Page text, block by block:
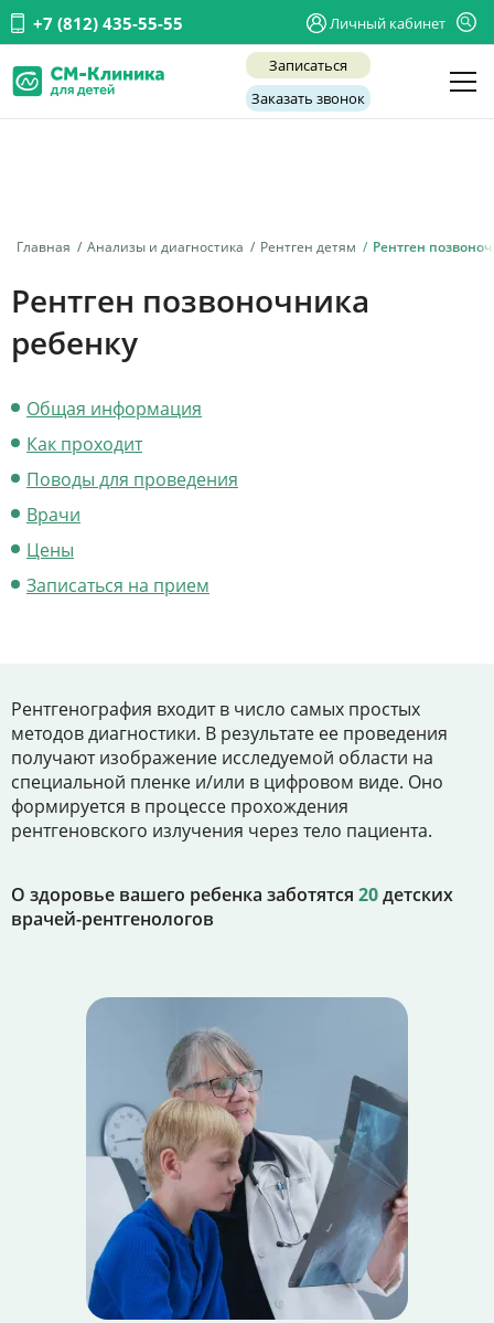
+7 (812) 435-55-55 Личный кабинет
Записаться
Заказать звонок
Главная Анализы и диагностика Рентген детям Рентген
Рентген позвоночника
ребенку
Общая информация
Как проходит
Поводы для проведения
Врачи
Цены
Записаться на прием
Рентгенография входит в число самых простых
методов диагностики. В результате ее проведения
получают изображение исследуемой области на
специальной пленке и/или в цифровом виде. Оно
формируется в процессе прохождения
рентгеновского излучения через тело пациента.
О здоровье вашего ребенка заботятся 20детских
врачей-рентгенологов
Услуги
Заболевания
Акции
Отзывы
Контакты
+7 (812) 435-55-55
Записаться на приём